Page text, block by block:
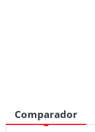
Comparador